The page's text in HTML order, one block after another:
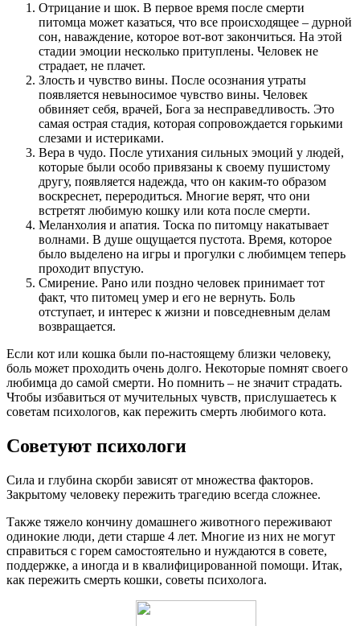
Отрицание и шок. В первое время после смерти
питомца может казаться, что все происходящее – дурной
сон, наваждение, которое вот-вот закончиться. На этой
стадии эмоции несколько притуплены. Человек не
страдает, не плачет.
Злость и чувство вины. После осознания утраты
появляется невыносимое чувство вины. Человек
обвиняет себя, врачей, Бога за несправедливость. Это
самая острая стадия, которая сопровождается горькими
слезами и истериками.
Вера в чудо. После утихания сильных эмоций у людей,
которые были особо привязаны к своему пушистому
другу, появляется надежда, что он каким-то образом
воскреснет, переродиться. Многие верят, что они
встретят любимую кошку или кота после смерти.
Меланхолия и апатия. Тоска по питомцу накатывает
волнами. В душе ощущается пустота. Время, которое
было выделено на игры и прогулки с любимцем теперь
проходит впустую.
Смирение. Рано или поздно человек принимает тот
факт, что питомец умер и его не вернуть. Боль
отступает, и интерес к жизни и повседневным делам
возвращается.
Если кот или кошка были по-настоящему близки человеку,
боль может проходить очень долго. Некоторые помнят своего
любимца до самой смерти. Но помнить – не значит страдать.
Чтобы избавиться от мучительных чувств, прислушаетесь к
советам психологов, как пережить смерть любимого кота.
Советуют психологи
Сила и глубина скорби зависят от множества факторов.
Закрытому человеку пережить трагедию всегда сложнее.
Также тяжело кончину домашнего животного переживают
одинокие люди, дети старше 4 лет. Многие из них не могут
справиться с горем самостоятельно и нуждаются в совете,
поддержке, а иногда и в квалифицированной помощи. Итак,
как пережить смерть кошки, советы психолога.